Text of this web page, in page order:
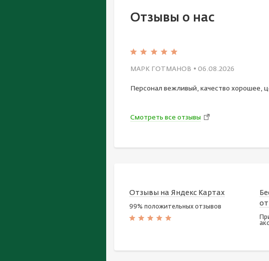
Отзывы о нас
МАРК ГОТМАНОВ • 06.08.2026
Персонал вежливый, качество хорошее,
Смотреть все отзывы
Отзывы на Яндекс Картах
99% положительных отзывов